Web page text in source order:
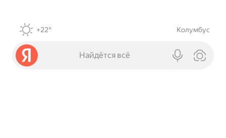
+22° Колумбус
Найдётся всё